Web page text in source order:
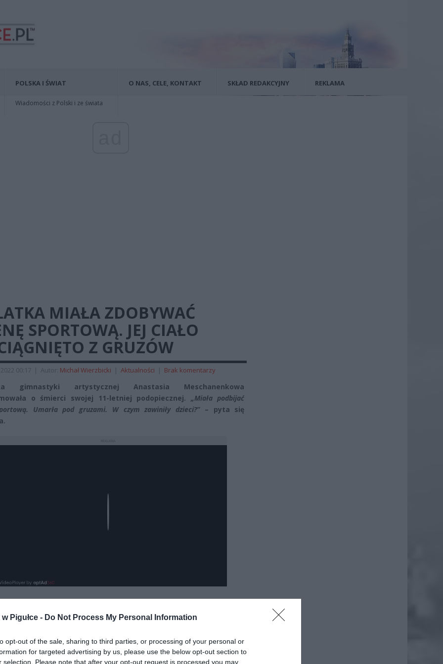
Pigułce - Do Not Process My Personal Information
opt-out of the sale, sharing to third parties, or processing of your personal or
for targeted advertising by us, please use the below opt-out section to
selection. Please note that after your opt-out request is processed you may
POLSKA I ŚWIAT
Wiadomości z Polski i ze świata
O NAS, CELE, KONTAKT SKŁAD REDAKCYJNY REKLAMA
MIAŁA ZDOBYWAĆ
SPORTOWĄ. JEJ CIAŁO
Z GRUZÓW
00:17 | Autor: Michał Wierzbicki | Aktualności | Brak komentarzy
gimnastyki artystycznej Anastasia Meschanenkowa
o śmierci swojej 11-letniej podopiecznej. „Miała podbijać
Umarła pod gruzami. W czym zawiniły dzieci?”– pyta się